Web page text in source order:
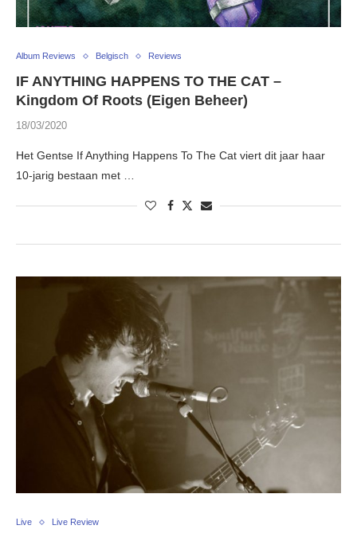
Album Reviews Belgisch Reviews
IF ANYTHING HAPPENS TO THE CAT –
Kingdom Of Roots (Eigen Beheer)
18/03/2020
Het Gentse If Anything Happens To The Cat viert dit jaar haar
10-jarig bestaan met …
Live Live Review